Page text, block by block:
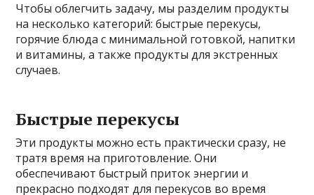
Чтобы облегчить задачу, мы разделим продукты
на несколько категорий: быстрые перекусы,
горячие блюда с минимальной готовкой, напитки
и витамины, а также продукты для экстренных
случаев.
Быстрые перекусы
Эти продукты можно есть практически сразу, не
тратя время на приготовление. Они
обеспечивают быстрый приток энергии и
прекрасно подходят для перекусов во время